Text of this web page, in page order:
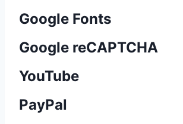
Google Fonts
Google reCAPTCHA
YouTube
PayPal